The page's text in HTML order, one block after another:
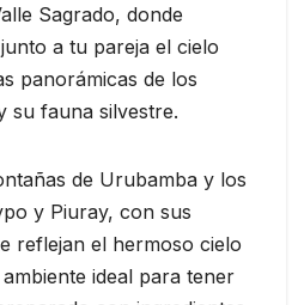
Sagrado, donde
a tu pareja el cielo
panorámicas de los
su fauna silvestre.
de Urubamba y los
y Piuray, con sus
reflejan el hermoso cielo
ideal para tener